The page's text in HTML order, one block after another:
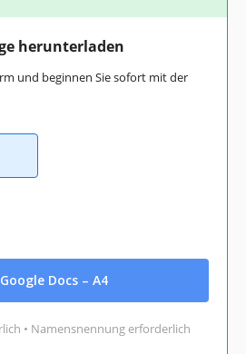
herunterladen
und beginnen Sie sofort mit der
Google Docs – A4
• Namensnennung erforderlich